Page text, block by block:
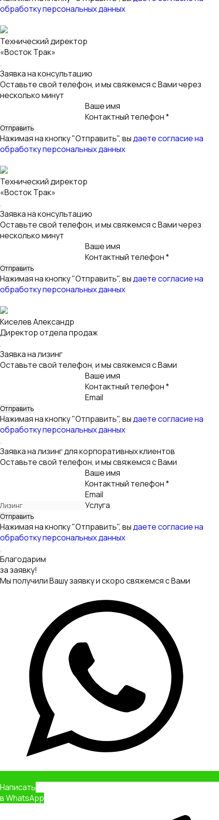
обработку персональных данных
Технический директор
«Восток Трак»
Заявка на консультацию
Оставьте свой телефон, и мы свяжемся с Вами через
несколько минут
Ваше имя
Контактный телефон *
Нажимая на кнопку "Отправить", выдаете согласие на
обработку персональных данных
Технический директор
«Восток Трак»
Заявка на консультацию
Оставьте свой телефон, и мы свяжемся с Вами через
несколько минут
Ваше имя
Контактный телефон *
Нажимая на кнопку "Отправить", выдаете согласие на
обработку персональных данных
Киселев Александр
Директор отдела продаж
Заявка на лизинг
Оставьте свой телефон, и мы свяжемся с Вами
Ваше имя
Контактный телефон *
Email
Нажимая на кнопку "Отправить", выдаете согласие на
обработку персональных данных
Заявка на лизинг для корпоративных клиентов
Оставьте свой телефон, и мы свяжемся с Вами
Ваше имя
Контактный телефон *
Email
Услуга
Нажимая на кнопку "Отправить", выдаете согласие на
обработку персональных данных
Благодарим
за заявку!
Мы получили Вашу заявку и скоро свяжемся с Вами
Написать
в WhatsApp